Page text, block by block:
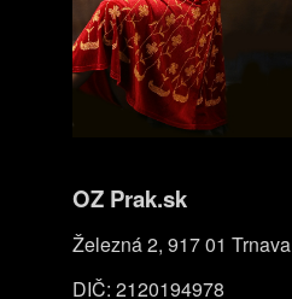
OZ Prak.sk
Železná 2, 917 01 Trnava
DIČ: 2120194978